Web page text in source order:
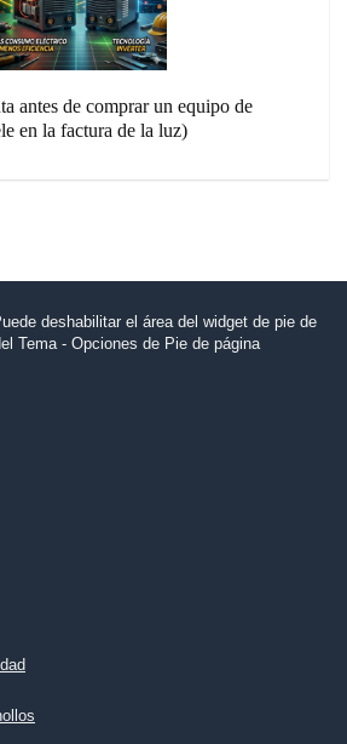
antes de comprar un equipo de
en la factura de la luz)
deshabilitar el área del widget de pie de
Tema - Opciones de Pie de página